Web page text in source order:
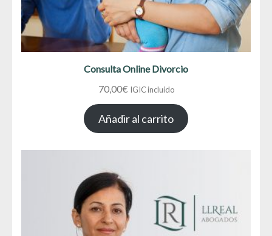
Consulta Online Divorcio
70,00€ IGIC incluido
Añadir al carrito